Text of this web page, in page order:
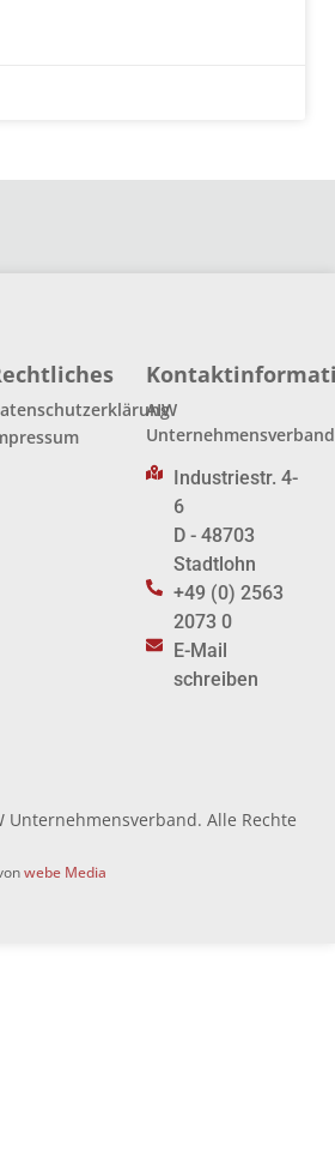
AIW
Unternehmensverband
Industriestr. 4-
6
D - 48703
Stadtlohn
+49 (0) 2563
2073 0
E-Mail
schreiben
Unternehmensverband. Alle Rechte
webe Media